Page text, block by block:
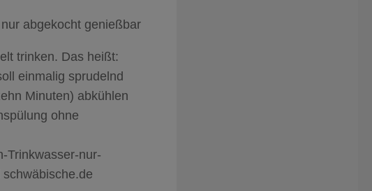
abgekocht genießbar
trinken. Das heißt:
einmalig sprudelnd
Minuten) abkühlen
ohne
Trinkwasser-nur-